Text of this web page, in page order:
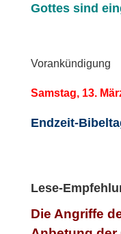
Gottes sind
Vorankündigung
Samstag, 13.
Endzeit-
Lese-
Die Angriffe